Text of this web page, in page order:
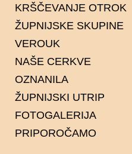
KRŠČEVANJE OTROK
ŽUPNIJSKE SKUPINE
Karitas
Ministranti
Pevska skupina Spiritus
Gaudi
Pastoralni svet
VEROUK
NAŠE CERKVE
Čentiba
Dolina
Dolnji Lakoš
Gaberje
OZNANILA
ŽUPNIJSKI UTRIP
FOTOGALERIJA
PRIPOROČAMO